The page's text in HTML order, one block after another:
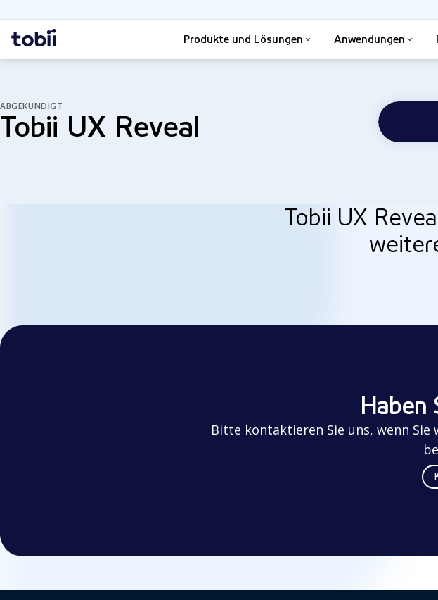
Startseite Produkte und Lösungen Anwendungen
Suche
ABGEKÜNDIGT
Tobii UX Reveal
Tobii UX
Haben
Bitte kontaktieren Sie uns, wenn